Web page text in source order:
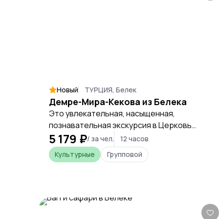
Новый ТУРЦИЯ, Белек
Демре-Мира-Кекова из Белека
Это увлекательная, насыщенная,
познавательная экскурсия в Церковь
Николая Чудотворца и по трем
легендарным историческим местам
Турции. Прогулка по затонувшему острову
христианскими святынями, историей жизни
5 179 ₽/ за чел.
12 часов
Культурные
Групповой